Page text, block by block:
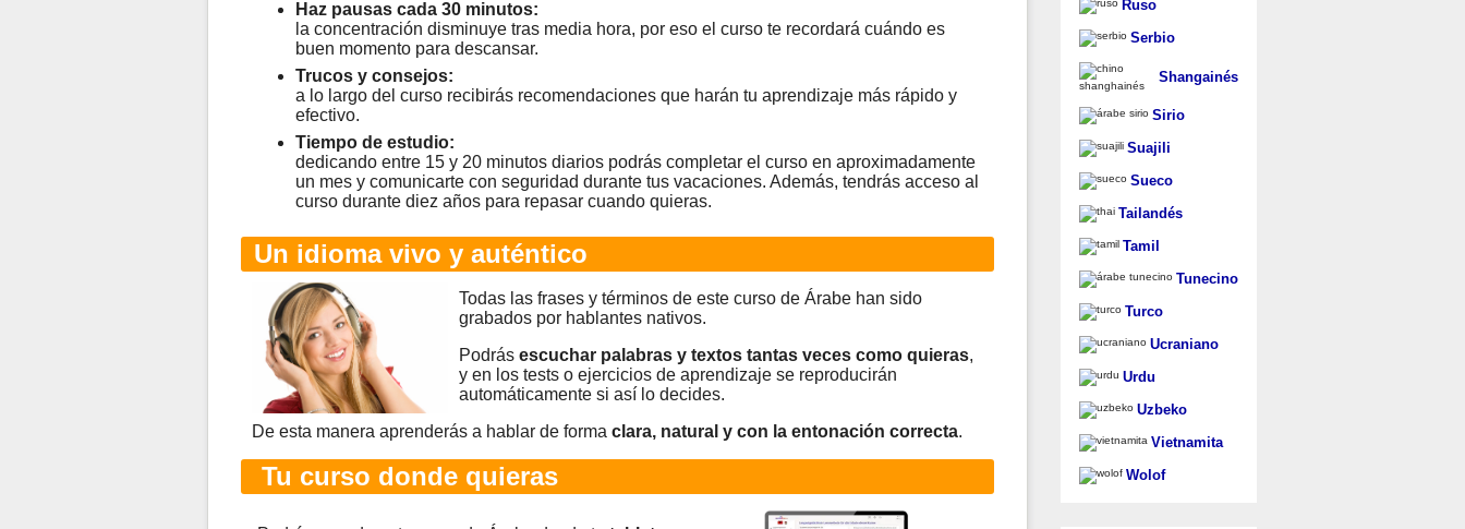
Haz pausas cada 30 minutos:
la concentración disminuye tras media hora, por eso el curso te recordará cuándo es
buen momento para descansar.
Trucos y consejos:
a lo largo del curso recibirás recomendaciones que harán tu aprendizaje más rápido y
efectivo.
Tiempo de estudio:
dedicando entre 15 y 20 minutos diarios podrás completar el curso en aproximadamente
un mes y comunicarte con seguridad durante tus vacaciones. Además, tendrás acceso al
curso durante diez años para repasar cuando quieras.
Un idioma vivo y auténtico
Todas las frases y términos de este curso de Árabe han sido
grabados por hablantes nativos.
Podrás escuchar palabras y textos tantas veces como quieras,
y en los tests o ejercicios de aprendizaje se reproducirán
automáticamente si así lo decides.
De esta manera aprenderás a hablar de forma clara, natural y con la entonación correcta.
Tu curso donde quieras
Ruso
Serbio
Shangainés
Sirio
Suajili
Sueco
Tailandés
Tamil
Tunecino
Turco
Ucraniano
Urdu
Uzbeko
Vietnamita
Wolof